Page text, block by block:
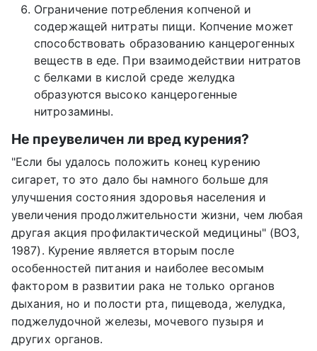
Ограничение потребления копченой и
содержащей нитраты пищи. Копчение может
способствовать образованию канцерогенных
веществ в еде. При взаимодействии нитратов
с белками в кислой среде желудка
образуются высоко канцерогенные
нитрозамины.
Не преувеличен ли вред курения?
"Если бы удалось положить конец курению
сигарет, то это дало бы намного больше для
улучшения состояния здоровья населения и
увеличения продолжительности жизни, чем любая
другая акция профилактической медицины" (ВОЗ,
1987). Курение является вторым после
особенностей питания и наиболее весомым
фактором в развитии рака не только органов
дыхания, но и полости рта, пищевода, желудка,
поджелудочной железы, мочевого пузыря и
других органов.